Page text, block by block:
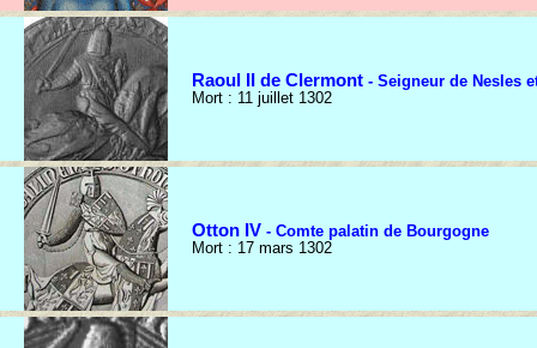
Raoul II de Clermont - Seigneur de Nesles
Mort : 11 juillet 1302
Otton IV - Comte palatin de Bourgogne
Mort : 17 mars 1302